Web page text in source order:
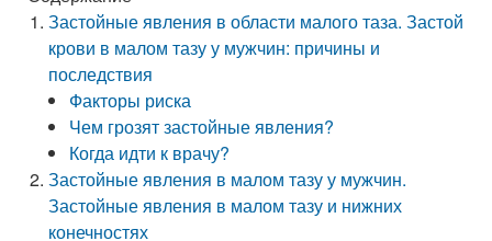
Застойные явления в области малого таза. Застой
крови в малом тазу у мужчин: причины и
последствия
Факторы риска
Чем грозят застойные явления?
Когда идти к врачу?
Застойные явления в малом тазу у мужчин.
Застойные явления в малом тазу и нижних
конечностях